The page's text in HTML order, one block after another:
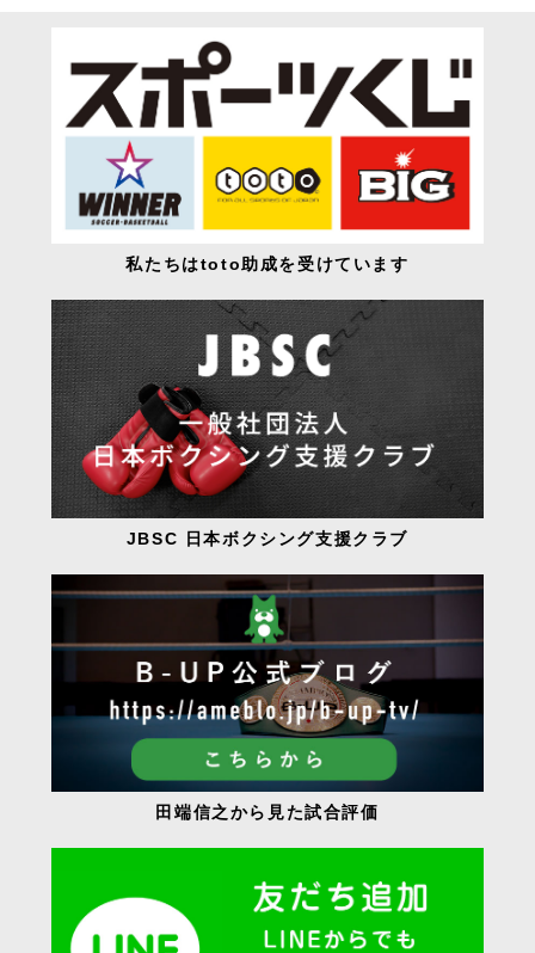
私たちはtoto助成を受けています
JBSC 日本ボクシング支援クラブ
田端信之から見た試合評価